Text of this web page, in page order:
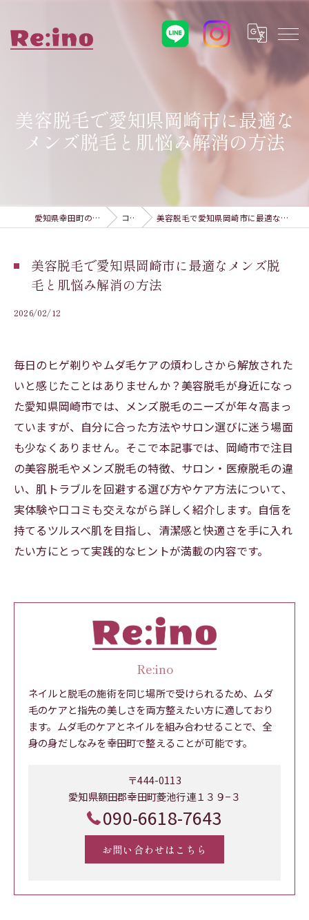
美容脱毛で愛知県岡崎市に最適な
メンズ脱毛と肌悩み解消の方法
愛知県幸田町の脱毛ならRe:ino コラム 美容脱毛で愛知県岡崎市に最適なメンズ脱毛と肌悩み解消の方法
美容脱毛で愛知県岡崎市に最適なメンズ脱
毛と肌悩み解消の方法
2026/02/12
毎日のヒゲ剃りやムダ毛ケアの煩わしさから解放された
いと感じたことはありませんか？美容脱毛が身近になっ
た愛知県岡崎市では、メンズ脱毛のニーズが年々高まっ
ていますが、自分に合った方法やサロン選びに迷う場面
も少なくありません。そこで本記事では、岡崎市で注目
の美容脱毛やメンズ脱毛の特徴、サロン・医療脱毛の違
い、肌トラブルを回避する選び方やケア方法について、
実体験や口コミも交えながら詳しく紹介します。自信を
持てるツルスベ肌を目指し、清潔感と快適さを手に入れ
たい方にとって実践的なヒントが満載の内容です。
Re:ino
ネイルと脱毛の施術を同じ場所で受けられるため、ムダ
毛のケアと指先の美しさを両方整えたい方に適しており
ます。ムダ毛のケアとネイルを組み合わせることで、全
身の身だしなみを幸田町で整えることが可能です。
〒444-0113
愛知県額田郡幸田町菱池行連１３９−３
090-6618-7643
お問い合わせはこちら